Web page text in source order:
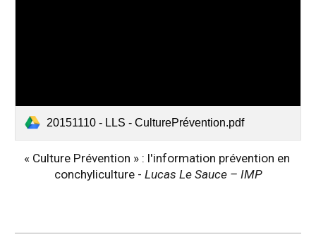
20151110 - LLS - CulturePrévention.pdf
« Culture Prévention » : l'information prévention en
conchyliculture - Lucas Le Sauce – IMP